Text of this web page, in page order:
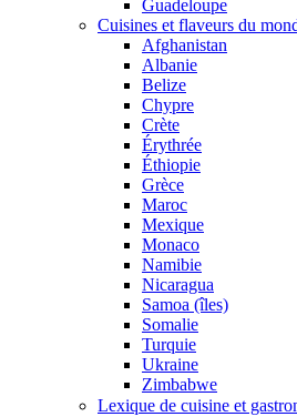
Guadeloupe
Cuisines et flaveurs du
Afghanistan
Albanie
Belize
Chypre
Crète
Érythrée
Éthiopie
Grèce
Maroc
Mexique
Monaco
Namibie
Nicaragua
Samoa (îles)
Somalie
Turquie
Ukraine
Zimbabwe
Lexique de cuisine et